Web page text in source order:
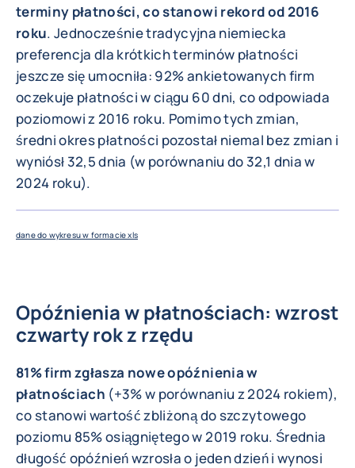
terminy płatności, co stanowi rekord od 2016
roku. Jednocześnie tradycyjna niemiecka
preferencja dla krótkich terminów płatności
jeszcze się umocniła: 92% ankietowanych firm
oczekuje płatności w ciągu 60 dni, co odpowiada
poziomowi z 2016 roku. Pomimo tych zmian,
średni okres płatności pozostał niemal bez zmian i
wyniósł 32,5 dnia (w porównaniu do 32,1 dnia w
2024 roku).
dane do wykresu w formacie xls
Opóźnienia w płatnościach: wzrost
czwarty rok z rzędu
81% firm zgłasza nowe opóźnienia w
płatnościach (+3% w porównaniu z 2024 rokiem),
co stanowi wartość zbliżoną do szczytowego
poziomu 85% osiągniętego w 2019 roku. Średnia
długość opóźnień wzrosła o jeden dzień i wynosi